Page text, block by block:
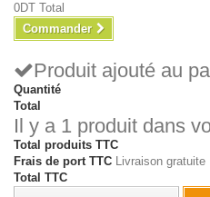
0DT Total
Commander
Produit ajouté au
Quantité
Total
Il y a 1 produit dans
Total produits TTC
Frais de port TTC Livraison gratuite
Total TTC